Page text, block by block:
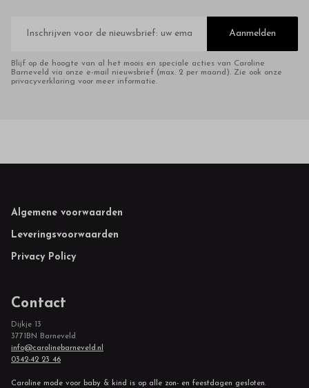
mailadres
Aanmelden
Blijf op de hoogte van al het moois en speciale acties van Caroline
Barneveld via onze e-mail nieuwsbrief (max. 2 per maand). Zie ook onze
privacyverklaring voor meer informatie.
Footer
Algemene voorwaarden
Leveringsvoorwaarden
Privacy Policy
Contact
Dijkje 13
3771BN Barneveld
info@carolinebarneveld.nl
0342-42 23 46
Caroline mode voor baby & kind is op alle zon- en feestdagen gesloten.